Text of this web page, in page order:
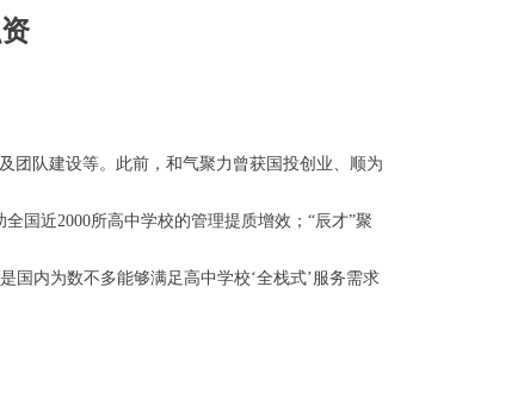
团队建设等。此前，和气聚力曾获国投创业、顺为
国近2000所高中学校的管理提质增效；“辰才”聚
国内为数不多能够满足高中学校‘全栈式’服务需求